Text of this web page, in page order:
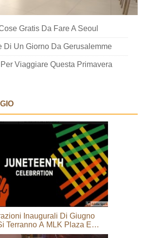
Gratis Da Fare A Seoul
Di Un Giorno Da Gerusalemme
Per Viaggiare Questa Primavera
Inaugurali Di Giugno
Terranno A MLK Plaza E
State College NAACP